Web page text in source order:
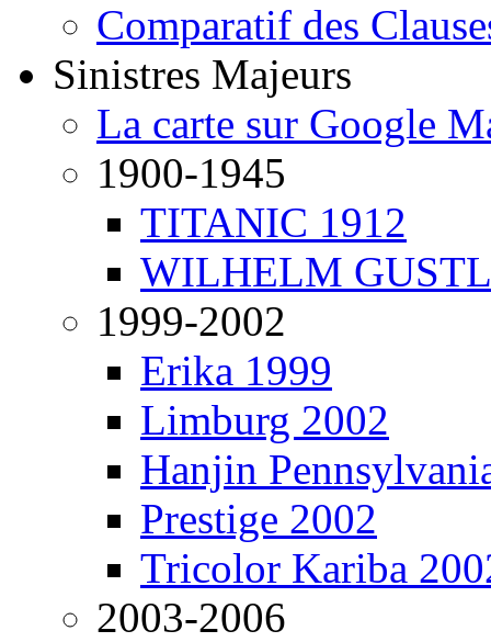
Comparatif des
Sinistres Majeurs
La carte sur Google
1900-1945
TITANIC 1912
WILHELM
1999-2002
Erika 1999
Limburg 2002
Hanjin
Prestige 2002
Tricolor Kariba
2003-2006